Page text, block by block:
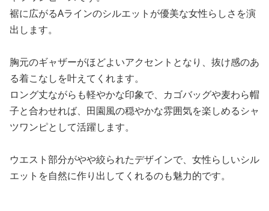
裾に広がるAラインのシルエットが優美な女性らしさを演
出します。
胸元のギャザーがほどよいアクセントとなり、抜け感のあ
る着こなしを叶えてくれます。
ロング丈ながらも軽やかな印象で、カゴバッグや麦わら帽
子と合わせれば、田園風の穏やかな雰囲気を楽しめるシャ
ツワンピとして活躍します。
ウエスト部分がやや絞られたデザインで、女性らしいシル
エットを自然に作り出してくれるのも魅力的です。